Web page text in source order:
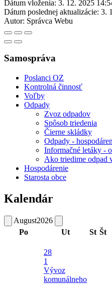
Dátum vloženia: 3. 12. 2025
Dátum poslednej aktualizácie: 3.
Autor: Správca Webu
Samospráva
Poslanci OZ
Kontrolná činnosť
Voľby
Odpady
Zvoz odpadov
Spôsob triedenia
Čierne skládky
Odpady -
Informačné letáky -
Ako triedime odpad
Hospodárenie
Starosta obce
Kalendár
August2026
Po
Ut St Št
28
1
Vývoz
komunálneho